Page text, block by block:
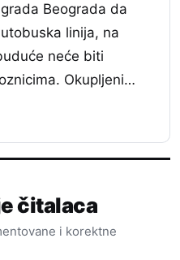
Beograda da
linija, na
neće biti
Okupljeni…
čitalaca
i korektne